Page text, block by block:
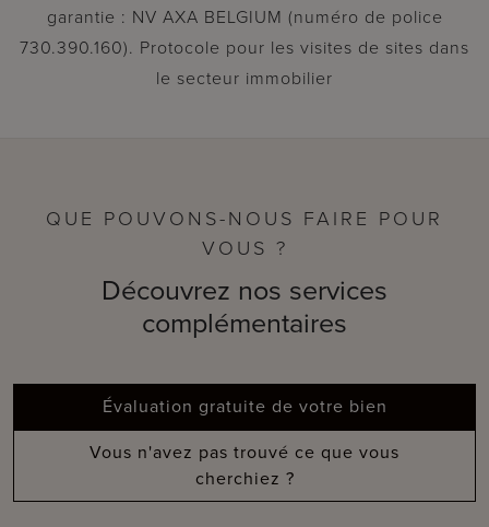
garantie : NV AXA BELGIUM (numéro de police
730.390.160). Protocole pour les visites de sites dans
le secteur immobilier
QUE POUVONS-NOUS FAIRE POUR
VOUS ?
Découvrez nos services
complémentaires
Évaluation gratuite de votre bien
Vous n'avez pas trouvé ce que vous
cherchiez ?